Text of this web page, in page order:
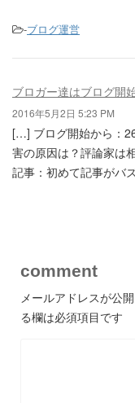
-ブログ運営
ブロガー達はブログ開
2016年5月2日 5:23 PM
[…] ブログ開始から：
害の原因は？評論家は
記事：初めて記事がバ
comment
メールアドレスが公
る欄は必須項目です